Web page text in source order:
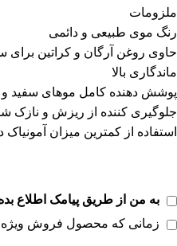
ملزومات
رنگ موی طبیعی و دائمی
حاوی روغن آرگان و کراتین
ماندگاری بالا
پوشش دهنده کامل موهای سفید
جلوگیری کننده از ریزش و نازک
استفاده از کمترین میزان آمونیاک
به من از طریق پیامک اطلاع
زمانی که محصول فروش